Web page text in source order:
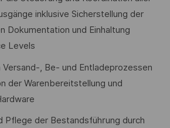
inklusive Sicherstellung der
Dokumentation und Einhaltung
Levels
Versand-, Be- und Entladeprozessen
der Warenbereitstellung und
Pflege der Bestandsführung durch